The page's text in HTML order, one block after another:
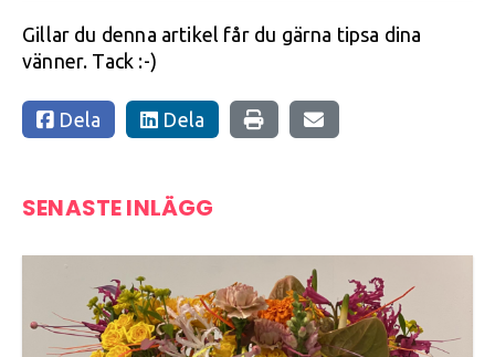
Gillar du denna artikel får du gärna tipsa dina
vänner. Tack :-)
Dela Dela
SENASTE INLÄGG